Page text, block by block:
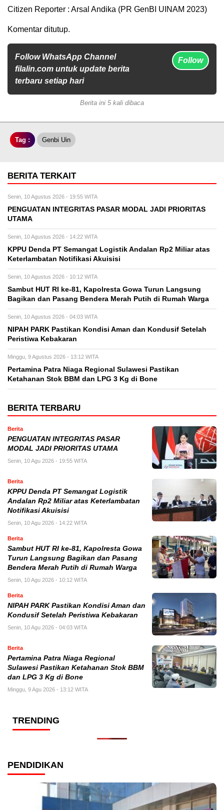
Citizen Reporter : Arsal Andika (PR GenBI UINAM 2023)
Komentar ditutup.
Follow WhatsApp Channel
filalin.com untuk update berita
terbaru setiap hari
Follow
Berita ini 5 kali dibaca
Tag : Genbi Uin
BERITA TERKAIT
Senin, 10 Agustus 2026 - 19:55 WITA
PENGUATAN INTEGRITAS PASAR MODAL JADI PRIORITAS
UTAMA
Senin, 10 Agustus 2026 - 14:22 WITA
KPPU Denda PT Semangat Logistik Andalan Rp2 Miliar atas
Keterlambatan Notifikasi Akuisisi
Senin, 10 Agustus 2026 - 10:12 WITA
Sambut HUT RI ke-81, Kapolresta Gowa Turun Langsung
Bagikan dan Pasang Bendera Merah Putih di Rumah Warga
Senin, 10 Agustus 2026 - 04:03 WITA
NIPAH PARK Pastikan Kondisi Aman dan Kondusif Setelah
Peristiwa Kebakaran
Minggu, 9 Agustus 2026 - 13:12 WITA
Pertamina Patra Niaga Regional Sulawesi Pastikan
Ketahanan Stok BBM dan LPG 3 Kg di Bone
BERITA TERBARU
Berita
PENGUATAN INTEGRITAS PASAR
MODAL JADI PRIORITAS UTAMA
Senin, 10 Agu 2026 - 19:55 WITA
Berita
KPPU Denda PT Semangat Logistik
Andalan Rp2 Miliar atas Keterlambatan
Notifikasi Akuisisi
Senin, 10 Agu 2026 - 14:22 WITA
Berita
Sambut HUT RI ke-81, Kapolresta Gowa
Turun Langsung Bagikan dan Pasang
Bendera Merah Putih di Rumah Warga
Senin, 10 Agu 2026 - 10:12 WITA
Berita
NIPAH PARK Pastikan Kondisi Aman dan
Kondusif Setelah Peristiwa Kebakaran
Senin, 10 Agu 2026 - 04:03 WITA
Berita
Pertamina Patra Niaga Regional
Sulawesi Pastikan Ketahanan Stok BBM
dan LPG 3 Kg di Bone
Minggu, 9 Agu 2026 - 13:12 WITA
TRENDING
PENDIDIKAN